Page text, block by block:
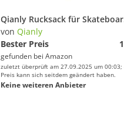
von Qianly
Bester Preis
gefunden bei Amazon
zuletzt überprüft am 27.09.2025 um 00:03;
Preis kann sich seitdem geändert haben.
Keine weiteren Anbieter